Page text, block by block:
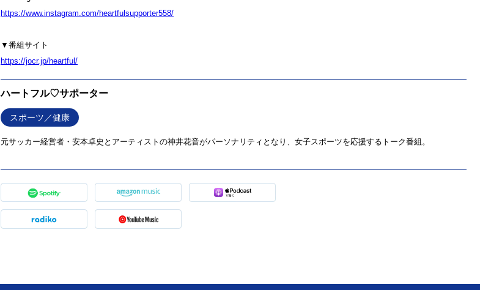
https://www.instagram.com/heartfulsupporter558/
▼番組サイト
https://jocr.jp/heartful/
ハートフル♡サポーター
スポーツ／健康
元サッカー経営者・安本卓史とアーティストの神井花音がパーソナリティとなり、女子スポーツを応援するトーク番組。